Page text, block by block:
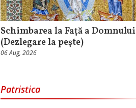
Schimbarea la Faţă a Domnului
(Dezlegare la peşte)
06 Aug, 2026
Patristica